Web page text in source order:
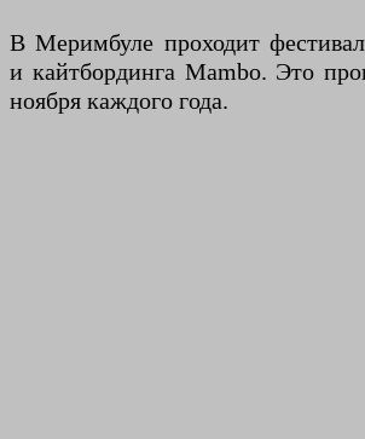
В Меримбуле проходит
и кайтбординга Mambo. Это
ноября каждого года.